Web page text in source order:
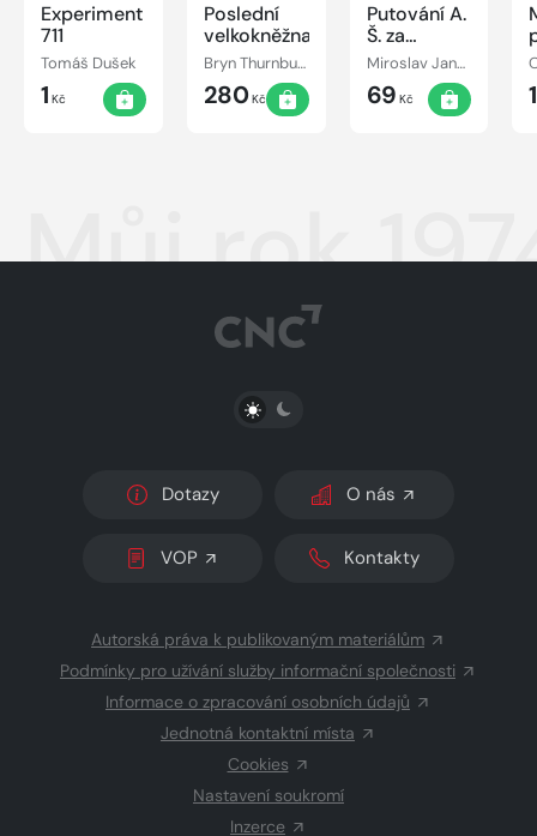
Experiment
711
Tomáš Dušek
1 Kč
Poslední
velkokněžna
Bryn Thurnbullová
280Kč
Putování A.
Š. za
lidskou
důstojností
Miroslav Jandovský
69 Kč
Můj rok
PŘEPNOUT SVĚTLÝ/TMAVÝ REŽIM
Dotazy O nás
VOP Kontakty
Autorská práva k publikovaným materiálům
Podmínky pro užívání služby informační společnosti
Informace o zpracování osobních údajů
Jednotná kontaktní místa
Cookies
Nastavení soukromí
Inzerce